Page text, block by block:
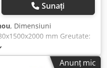
Sunați
, Dimensiuni
mm Greutate:
Necesar total de putere:
DELUXE - Suprafață de
Anunț mic